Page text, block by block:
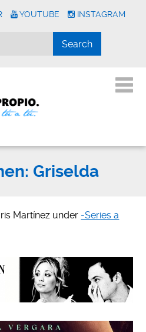
YOUTUBE INSTAGRAM
Griselda
Iris Martínez under -Series a